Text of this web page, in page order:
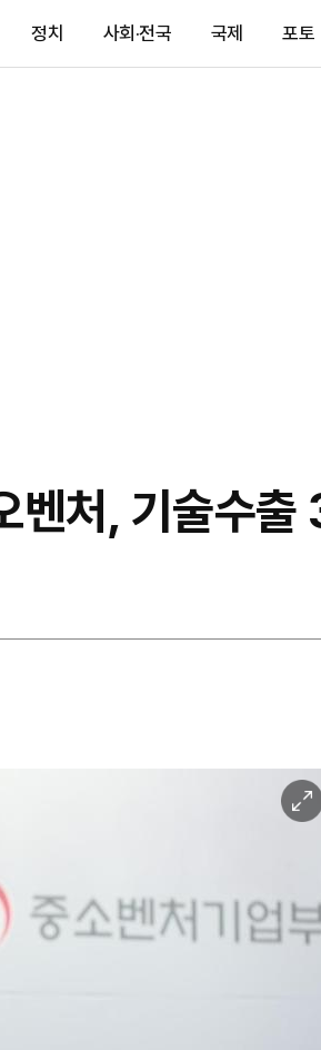
정치 사회·전국 국제 포토
벤처, 기술수
이
미
확
대